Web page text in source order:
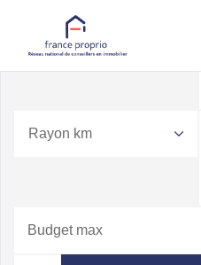
Rayon km